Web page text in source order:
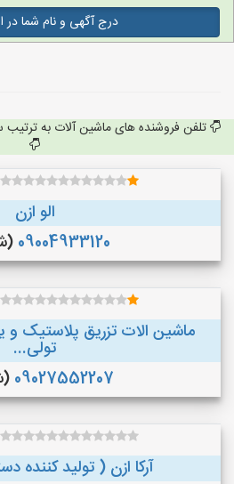
درج آگهی و نام شما
تلفن فروشنده های ماشین آلات به
الو ازن
09004933120
ماشین الات تزریق پلاستیک و
تولی...
09027552207
آرکا ازن ( تولید کننده